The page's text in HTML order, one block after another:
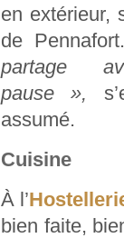
en extérieur,
de
partage
pause »,
assumé.
Cuisine
À l’
bien faite,